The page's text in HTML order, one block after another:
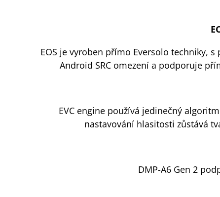
EOS je vyroben přímo Eversolo techniky,
Android SRC omezení a podporuje
EVC engine používá jedinečný
nastavování hlasitosti zůstává
DMP-A6 Gen 2